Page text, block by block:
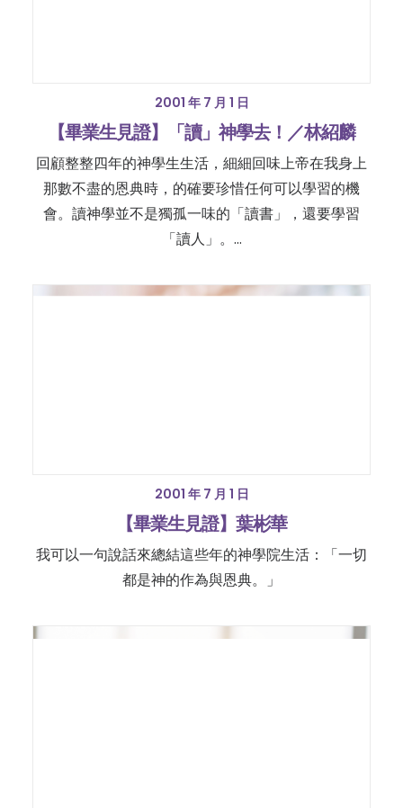
2001 年 7 月 1 日
【畢業生見證】「讀」神學去！／林紹麟
回顧整整四年的神學生生活，細細回味上帝在我身上
那數不盡的恩典時，的確要珍惜任何可以學習的機
會。讀神學並不是獨孤一味的「讀書」，還要學習
「讀人」。…
2001 年 7 月 1 日
【畢業生見證】葉彬華
我可以一句說話來總結這些年的神學院生活：「一切
都是神的作為與恩典。」